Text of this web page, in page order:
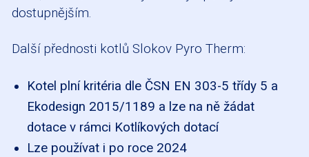
dostupnějším.
Další přednosti kotlů Slokov Pyro Therm:
Kotel plní kritéria dle ČSN EN 303-5 třídy 5 a
Ekodesign 2015/1189 a lze na ně žádat
dotace v rámci Kotlíkových dotací
Lze používat i po roce 2024